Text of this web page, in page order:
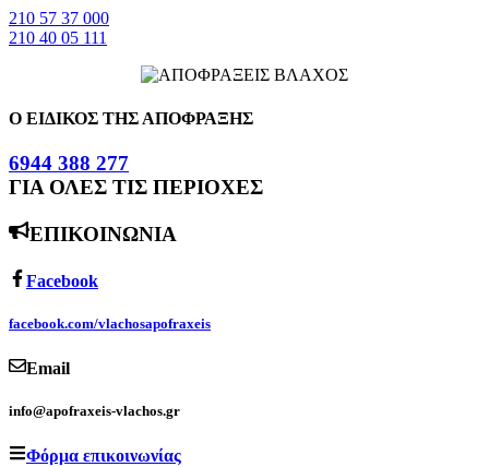
210 57 37 000
210 40 05 111
Ο ΕΙΔΙΚΟΣ ΤΗΣ ΑΠΟΦΡΑΞΗΣ
6944 388 277
ΓΙΑ ΟΛΕΣ ΤΙΣ ΠΕΡΙΟΧΕΣ
ΕΠΙΚΟΙΝΩΝΙΑ
Facebook
facebook.com/vlachosapofraxeis
Email
info@apofraxeis-vlachos.gr
Φόρμα επικοινωνίας